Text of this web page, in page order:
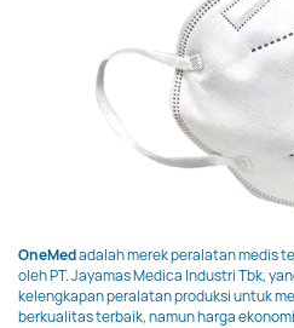
OneMedadalah merek peralatan medis
oleh PT. Jayamas Medica Industri Tbk,
kelengkapan peralatan produksi untuk
berkualitas terbaik, namun harga